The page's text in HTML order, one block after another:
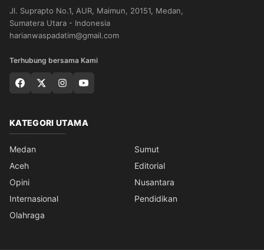
Jl. Suprapto No.1, AUR, Maimun, 20151, Medan,
Sumatera Utara - Indonesia
harianwaspadatim@gmail.com
Terhubung bersama Kami
KATEGORI UTAMA
Medan
Sumut
Aceh
Editorial
Opini
Nusantara
Internasional
Pendidikan
Olahraga